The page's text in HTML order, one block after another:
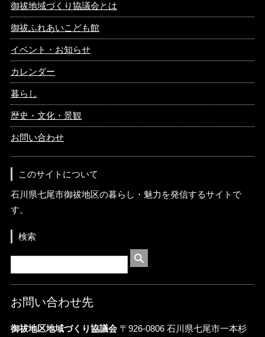
御祓地域づくり協議会とは
御祓ふれあいこども館
イベント・お知らせ
カレンダー
暮らし
歴史・文化・景観
お問い合わせ
このサイトについて
石川県七尾市御祓地区の暮らし・魅力を発信するサイトで
す。
検索
お問い合わせ先
御祓地区地域づくり協議会〒926-0806 石川県七尾市一本杉